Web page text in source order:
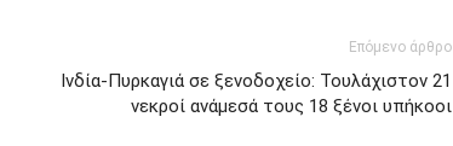
Επόμενο άρθρο
Ινδία-Πυρκαγιά σε ξενοδοχείο: Τουλάχιστον 21
νεκροί ανάμεσά τους 18 ξένοι υπήκοοι